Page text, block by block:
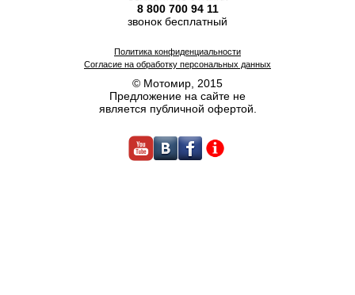
© Мотомир, 2015
Предложение на сайте не
является публичной офертой.
Политика конфиденциальности
Согласие на обработку персональных данных
8 800 700 94 11
звонок бесплатный